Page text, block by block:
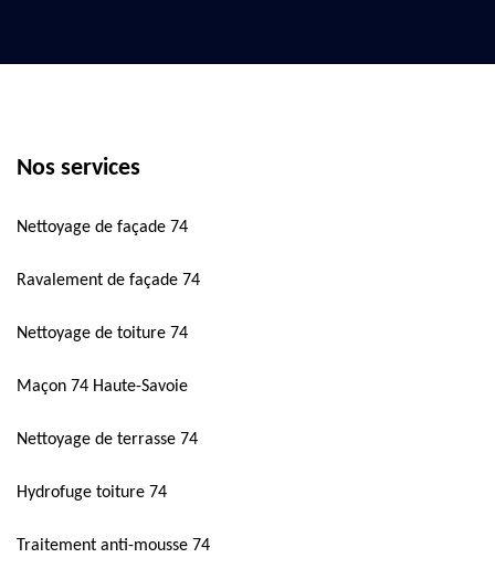
Nos services
Nettoyage de façade 74
Ravalement de façade 74
Nettoyage de toiture 74
Maçon 74 Haute-Savoie
Nettoyage de terrasse 74
Hydrofuge toiture 74
Traitement anti-mousse 74